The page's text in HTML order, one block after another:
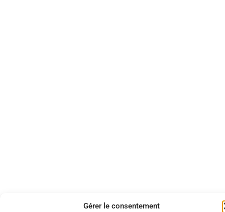
Gérer le consentement